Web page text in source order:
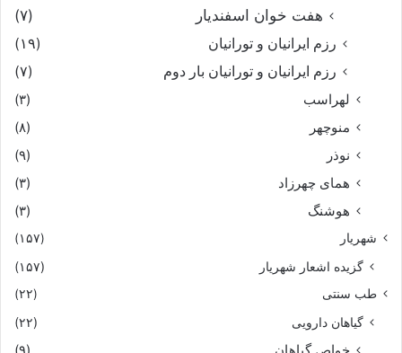
هفت خوان اسفندیار
(۷)
رزم ایرانیان و تورانیان
(۱۹)
رزم ایرانیان و تورانیان بار دوم
(۷)
لهراسب
(۳)
منوچهر
(۸)
نوذر
(۹)
هماى چهرزاد
(۳)
هوشنگ
(۳)
شهریار (۱۵۷)
گزیده اشعار شهریار (۱۵۷)
طب سنتی (۲۲)
گیاهان دارویی (۲۲)